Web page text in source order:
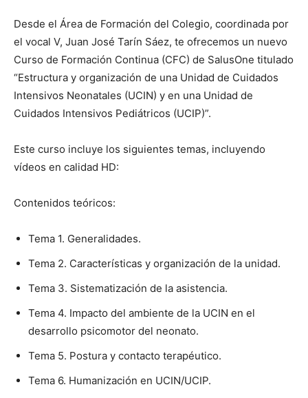
Desde el Área de Formación del Colegio, coordinada por
el vocal V, Juan José Tarín Sáez, te ofrecemos un nuevo
Curso de Formación Continua (CFC) de SalusOne titulado
“Estructura y organización de una Unidad de Cuidados
Intensivos Neonatales (UCIN) y en una Unidad de
Cuidados Intensivos Pediátricos (UCIP)”.
Este curso incluye los siguientes temas, incluyendo
vídeos en calidad HD:
Contenidos teóricos:
Tema 1. Generalidades.
Tema 2. Características y organización de la unidad.
Tema 3. Sistematización de la asistencia.
Tema 4. Impacto del ambiente de la UCIN en el
desarrollo psicomotor del neonato.
Tema 5. Postura y contacto terapéutico.
Tema 6. Humanización en UCIN/UCIP.